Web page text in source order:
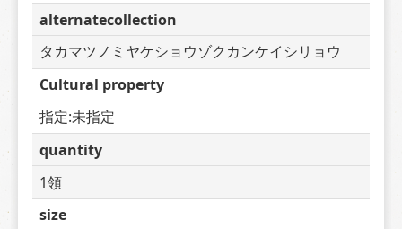
alternatecollection
タカマツノミヤケショウゾクカンケイシリョウ
Cultural property
指定:未指定
quantity
1領
size